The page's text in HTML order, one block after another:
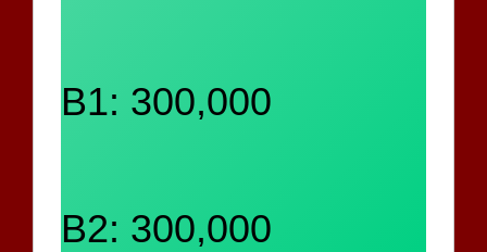
B1: 300,000
B2: 300,000